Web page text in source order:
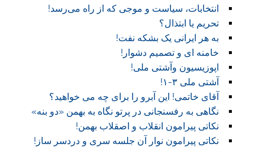
انتخابات، سیاست و موجی که از راه می‌رسد!
تحریم یا ابتذال؟
به هر ایرانی یک بشکه نفت!
خامنه ای و تصمیم دشوار!
اپوزیسیون وآشتی ملی!
آشتی ملی ۳-۱!
آقای خاتمی! این آبرو را برای چه می خواهید؟
نگاهی به رفسنجانی در پرتو نگاه به بهمن «دو بنه»
نکاتی پیرامون انقلاب و اصقلاب بهمن!
نکاتی پیرامون نوار آن جلسه سری و دردسر ساز!